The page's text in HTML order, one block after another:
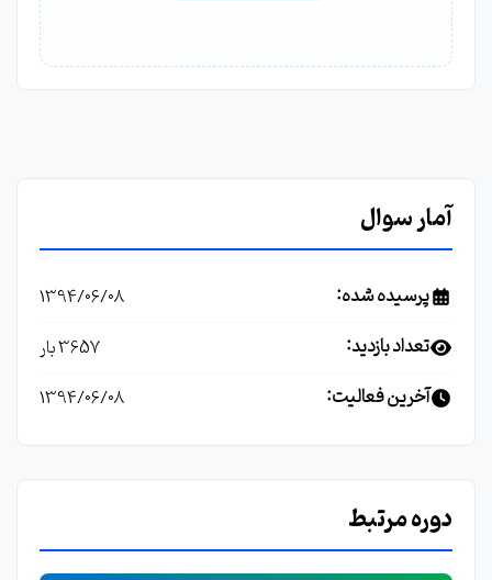
آمار سوال
پرسیده شده: 1394/06/08
تعداد بازدید: 3657 بار
آخرین فعالیت: 1394/06/08
دوره مرتبط